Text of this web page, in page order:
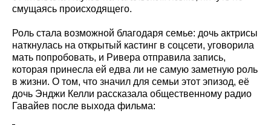
смущаясь происходящего.
Роль стала возможной благодаря семье: дочь актрисы
наткнулась на открытый кастинг в соцсети, уговорила
мать попробовать, и Ривера отправила запись,
которая принесла ей едва ли не самую заметную роль
в жизни. О том, что значил для семьи этот эпизод, её
дочь Энджи Келли рассказала общественному радио
Гавайев после выхода фильма: